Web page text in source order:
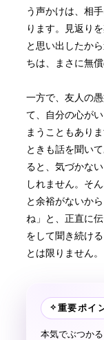
う声かけは、相
ります。見返り
と思い出したか
ちは、まさに無
一方で、友人の
て、自分の心が
まうこともあり
ときも話を聞い
ると、気づかな
しれません。そ
と余裕がないか
ね」と、正直に
をして聞き続け
とは限りません。
✧重要ポイ
本気でぶつか